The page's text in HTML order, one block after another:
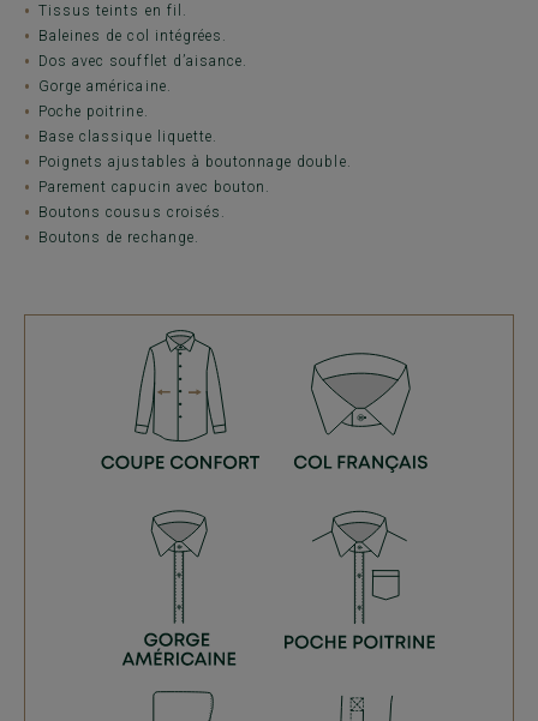
Tissus teints en fil.
Baleines de col intégrées.
Dos avec soufflet d’aisance.
Gorge américaine.
Poche poitrine.
Base classique liquette.
Poignets ajustables à boutonnage double.
Parement capucin avec bouton.
Boutons cousus croisés.
Boutons de rechange.